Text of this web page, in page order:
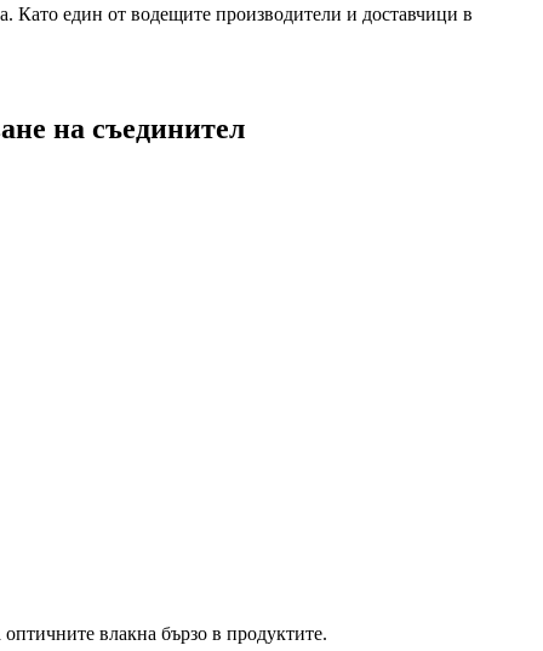
Като един от водещите производители и доставчици в
на съединител
влакна бързо в продуктите.